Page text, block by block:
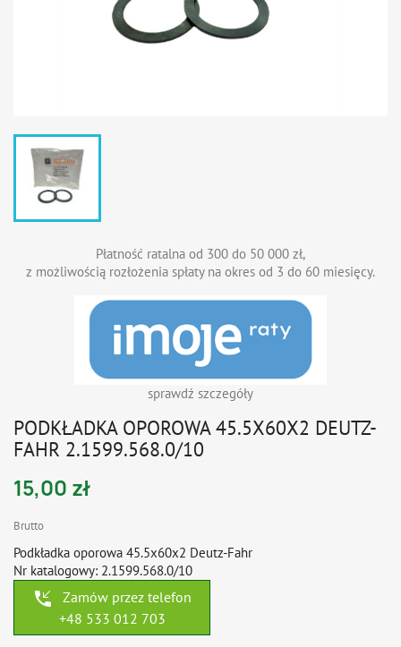
Płatność ratalna od 300 do 50 000 zł,
z możliwością rozłożenia spłaty na okres od 3 do 60 miesięcy.
sprawdź szczegóły
PODKŁADKA OPOROWA 45.5X60X2 DEUTZ-
FAHR 2.1599.568.0/10
15,00 zł
Brutto
Podkładka oporowa 45.5x60x2 Deutz-Fahr
Nr katalogowy: 2.1599.568.0/10
phone_callback
Zamów przez telefon
+48 533 012 703